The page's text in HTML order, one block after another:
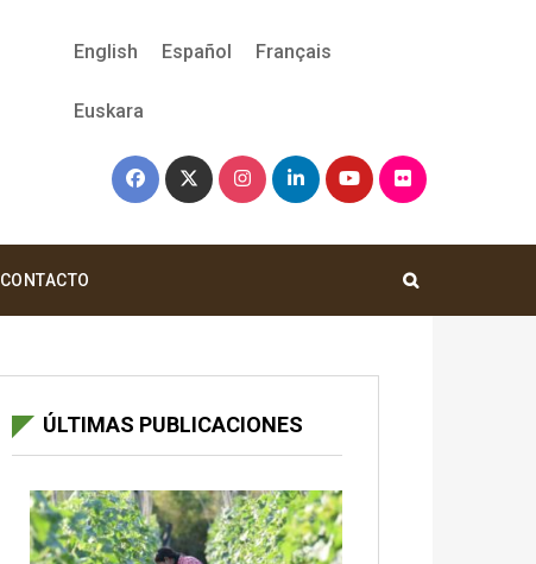
English Español Français
Euskara
CONTACTO
ÚLTIMAS PUBLICACIONES